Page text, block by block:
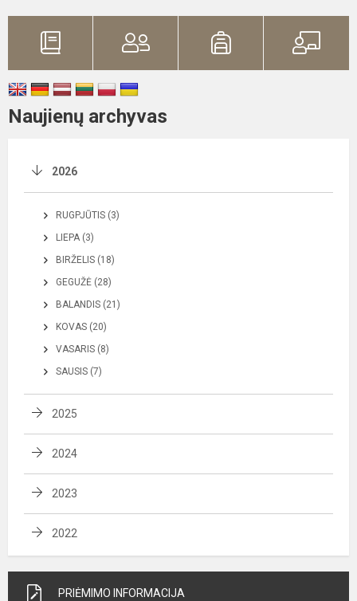
Naujienų archyvas
2026
RUGPJŪTIS (3)
LIEPA (3)
BIRŽELIS (18)
GEGUŽĖ (28)
BALANDIS (21)
KOVAS (20)
VASARIS (8)
SAUSIS (7)
2025
2024
2023
2022
PRIĖMIMO INFORMACIJA